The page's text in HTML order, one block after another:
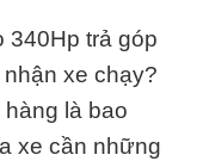
340Hp trả góp
xe chạy?
là bao
xe cần những